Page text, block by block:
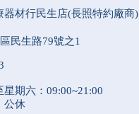
器材行民生店(長照特約廠商)
民生路79號之1
星期六：09:00~21:00
公休